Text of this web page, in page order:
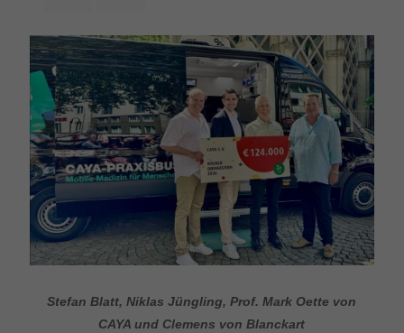
Stefan Blatt, Niklas Jüngling, Prof. Mark Oette von
CAYA und Clemens von Blanckart